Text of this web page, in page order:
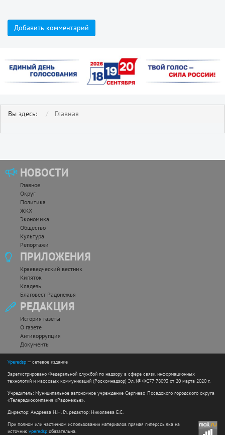
Добавить комментарий
Вы здесь: Главная
НОВОСТИ
Главное
Округ
Политика
ЖКХ
Экономика
Общество
Культура
Репортажи
ПРИЛОЖЕНИЯ
Краеведческий вестник
Кипяток
Кладезь
Благовест Радонежья
РЕДАКЦИЯ
История газеты
О газете
Антикоррупция
Документы
Vperedsp — сетевое издание
Зарегистрировано Федеральной службой по надзору в сфере связи, информационных
технологий и массовых коммуникаций (Роскомнадзор) Эл. № ФС77-78093 от 20 марта 2020 г.
Учредитель: Муниципальное автономное учреждение Сергиево-Посадского городского округа
«Телерадиокомпания «Радонежье».
Директор: Андреева Н.Н. Гл. редактор: Николаева Е.С.
При полном или частичном использовании материалов прямая гиперссылка на
источник vperedsp обязательна.